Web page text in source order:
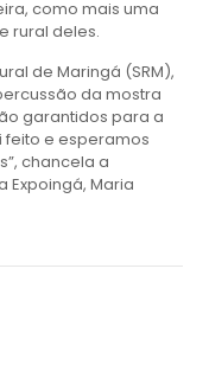
como mais uma
rural deles.
de Maringá (SRM),
da mostra
garantidos para a
feito e esperamos
chancela a
Maria